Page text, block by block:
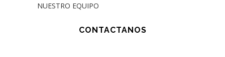
NUESTRO EQUIPO
CONTACTANOS